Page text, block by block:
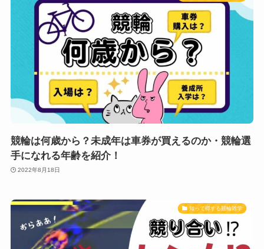
競輪は何歳から？未成年は車券が買えるのか・競輪選
手になれる年齢を紹介！
2022年8月18日
知って得する競輪雑学